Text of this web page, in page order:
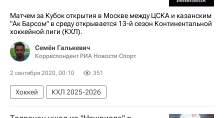
Матчем за Кубок открытия в Москве между ЦСКА и казанским
"Ак Барсом" в среду открывается 13-й сезон Континентальной
хоккейной лиги (КХЛ).
Семён Галькевич
Корреспондент РИА Новости Спорт
2 сентября 2020, 00:10 351
Хоккей КХЛ 2025-2026